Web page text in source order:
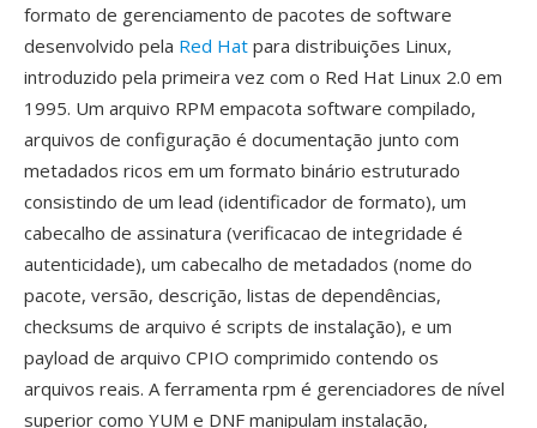
formato de gerenciamento de pacotes de software
desenvolvido pela Red Hat para distribuições Linux,
introduzido pela primeira vez com o Red Hat Linux 2.0 em
1995. Um arquivo RPM empacota software compilado,
arquivos de configuração é documentação junto com
metadados ricos em um formato binário estruturado
consistindo de um lead (identificador de formato), um
cabecalho de assinatura (verificacao de integridade é
autenticidade), um cabecalho de metadados (nome do
pacote, versão, descrição, listas de dependências,
checksums de arquivo é scripts de instalação), e um
payload de arquivo CPIO comprimido contendo os
arquivos reais. A ferramenta rpm é gerenciadores de nível
superior como YUM e DNF manipulam instalação,